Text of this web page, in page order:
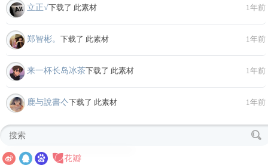
立正√下载了 此素材 1年前
郑智彬。 下载了 此素材 1年前
来一杯长岛冰茶下载了 此素材 1年前
鹿与說書亽下载了 此素材 1年前